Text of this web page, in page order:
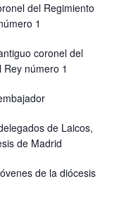
del Regimiento
1
coronel del
número 1
de Laicos,
de Madrid
de la diócesis